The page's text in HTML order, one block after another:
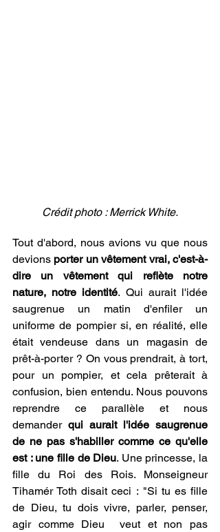
Crédit photo : Merrick White.
Tout d'abord, nous avions vu que nous
devions porter un vêtement vrai, c'est-à-
dire un vêtement qui reflète notre
nature, notre identité. Qui aurait l'idée
saugrenue un matin d'enfiler un
uniforme de pompier si, en réalité, elle
était vendeuse dans un magasin de
prêt-à-porter ? On vous prendrait, à tort,
pour un pompier, et cela prêterait à
confusion, bien entendu. Nous pouvons
reprendre ce parallèle et nous
demander qui aurait l'idée saugrenue
de ne pas s'habiller comme ce qu'elle
est : une fille de Dieu. Une princesse, la
fille du Roi des Rois. Monseigneur
Tihamér Toth disait ceci : "Si tu es fille
de Dieu, tu dois vivre, parler, penser,
agir comme Dieu  veut et non pas